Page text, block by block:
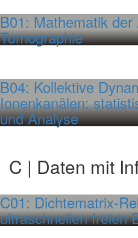
B01: Mathematik
Tomographie
B04: Kollektive
Ionenkanälen:
und Analyse
C | Daten mit
C01: Dichtematrix-
ultraschnellen freien